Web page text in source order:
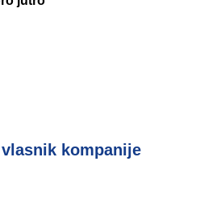
kompanije